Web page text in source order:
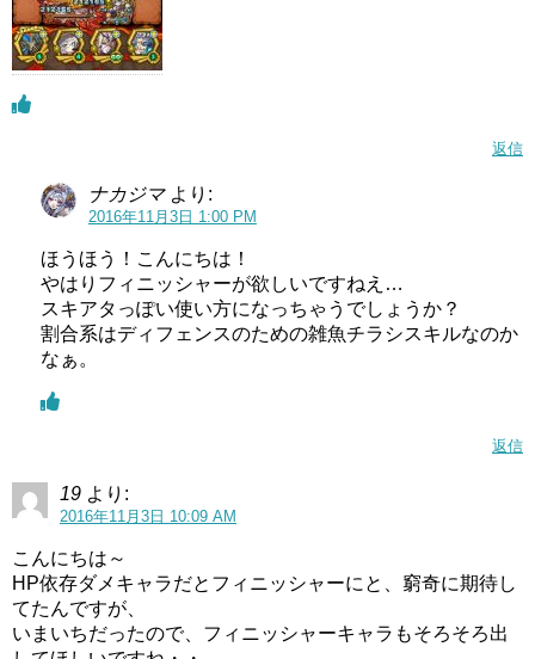
返信
ナカジマ より:
2016年11月3日 1:00 PM
ほうほう！こんにちは！
やはりフィニッシャーが欲しいですねえ…
スキアタっぽい使い方になっちゃうでしょうか？
割合系はディフェンスのための雑魚チラシスキルなのか
なぁ。
返信
19 より:
2016年11月3日 10:09 AM
こんにちは～
HP依存ダメキャラだとフィニッシャーにと、窮奇に期待し
てたんですが、
いまいちだったので、フィニッシャーキャラもそろそろ出